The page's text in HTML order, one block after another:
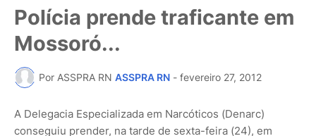
Polícia prende traficante em
Mossoró...
Por ASSPRA RN ASSPRA RN - fevereiro 27, 2012
A Delegacia Especializada em Narcóticos (Denarc)
conseguiu prender, na tarde de sexta-feira (24), em